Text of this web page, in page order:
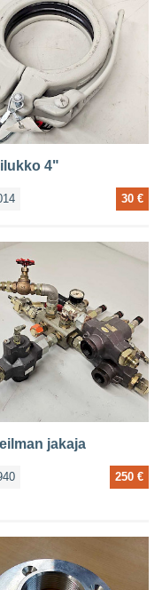
4"
30 €
jakaja
250 €